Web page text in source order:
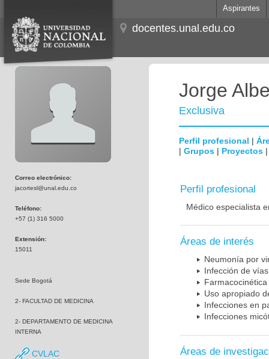
Aspirantes
docentes.unal.edu.co
Correo electrónico:
jacortesl@unal.edu.co
Teléfono:
+57 (1) 316 5000
Extensión:
15011
Sede Bogotá
2- FACULTAD DE MEDICINA
2- DEPARTAMENTO DE MEDICINA
INTERNA
CVLAC
Jorge
Exclusiva
Perfil profesional |
| Grupos | Proyectos
Perfil profesional
Médico especialista
Áreas de interés
Neumonía por
Infección de
Uso apropiado
Infecciones en
Infecciones
Áreas de